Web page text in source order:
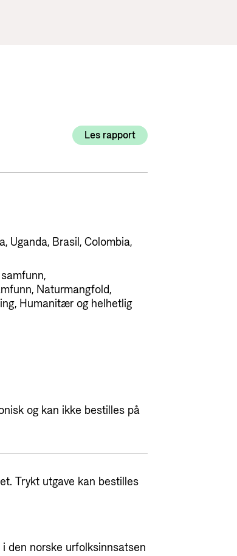
Les rapport
Uganda, Brasil, Colombia,
Naturmangfold,
Humanitær og helhetlig
og kan ikke bestilles på
Trykt utgave kan bestilles
den norske urfolksinnsatsen